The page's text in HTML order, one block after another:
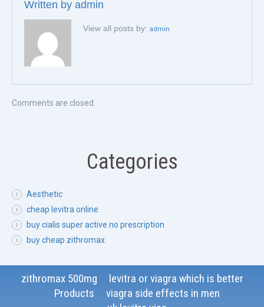
Written by admin
View all posts by: admin
Comments are closed.
Categories
Aesthetic
cheap levitra online
buy cialis super active no prescription
buy cheap zithromax
zithromax 500mg
levitra or viagra which is better
Products
viagra side effects in men